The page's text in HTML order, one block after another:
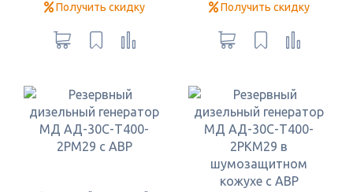
Получить скидку Получить скидку